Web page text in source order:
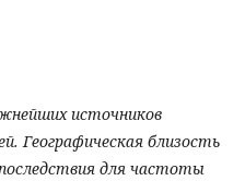
источников
Географическая близость
для частоты